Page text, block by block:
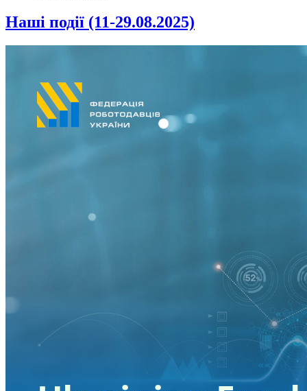
Наші події (11-29.08.2025)